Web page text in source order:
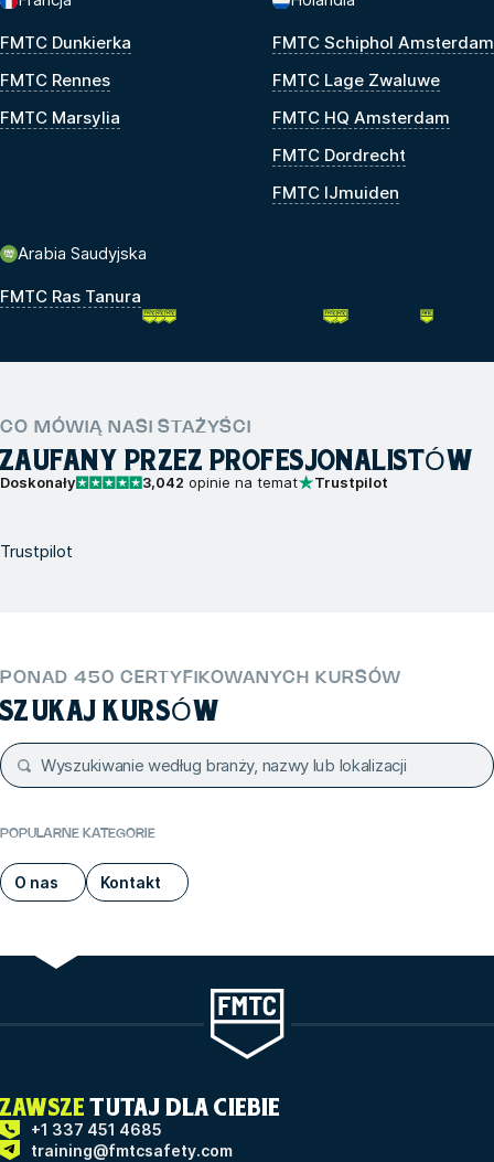
FMTC Dunkierka
FMTC Rennes
FMTC Marsylia
FMTC Schiphol Amsterdam
FMTC Lage Zwaluwe
FMTC HQ Amsterdam
FMTC Dordrecht
FMTC IJmuiden
Arabia Saudyjska
FMTC Ras Tanura
CO MÓWIĄ NASI STAŻYŚCI
ZAUFANY PRZEZ PROFESJONALISTÓW
Doskonały 3,042 opinie na temat Trustpilot
Trustpilot
PONAD 450 CERTYFIKOWANYCH KURSÓW
SZUKAJ KURSÓW
POPULARNE KATEGORIE
O nas Kontakt
ZAWSZE TUTAJ DLA CIEBIE
+1 337 451 4685
training@fmtcsafety.com